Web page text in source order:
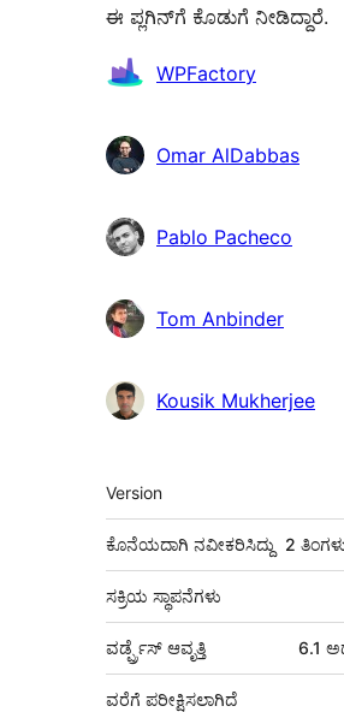
ಈ ಪ್ಲಗಿನ್‌ಗೆ ಕೊಡುಗೆ ನೀಡಿದ್ದಾರೆ.
ಕೊಡುಗೆದಾರರು
WPFactory
Omar AlDabbas
Pablo Pacheco
Tom Anbinder
Kousik Mukherjee
ಮೆಟಾ
Version
ಕೊನೆಯದಾಗಿ ನವೀಕರಿಸಿದ್ದು 2
ಸಕ್ರಿಯ ಸ್ಥಾಪನೆಗಳು
ವರ್ಡ್ಪ್ರೆಸ್ ಆವೃತ್ತಿ 6.1
ವರೆಗೆ ಪರೀಕ್ಷಿಸಲಾಗಿದೆ